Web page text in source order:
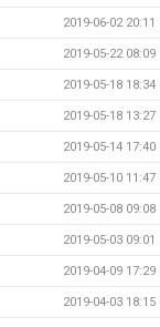
2019-06-02 20:11
2019-05-22 08:09
2019-05-18 18:34
2019-05-18 13:27
2019-05-14 17:40
2019-05-10 11:47
2019-05-08 09:08
2019-05-03 09:01
2019-04-09 17:29
2019-04-03 18:15